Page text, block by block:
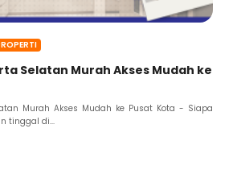
Selatan Murah Akses Mudah ke
Murah Akses Mudah ke Pusat Kota - Siapa
tinggal di...